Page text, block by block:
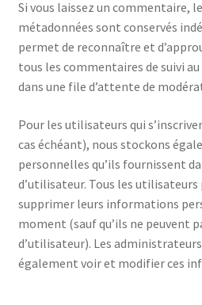
Si vous laissez un commentaire,
métadonnées sont conservés
permet de reconnaître et
tous les commentaires de suivi
dans une file d’attente de
Pour les utilisateurs qui
cas échéant), nous stockons
personnelles qu’ils fournissent
d’utilisateur. Tous les
supprimer leurs informations
moment (sauf qu’ils ne peuvent
d’utilisateur). Les
également voir et modifier ces